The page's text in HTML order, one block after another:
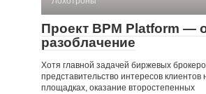
Проект BPM Platform —
разоблачение
Хотя главной задачей биржевых
представительство интересов клиентов
площадках, оказание второстепенных